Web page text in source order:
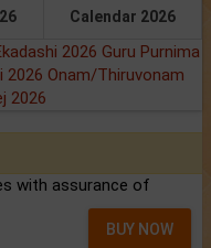
Calendar 2026
2026 Guru Purnima
2026 Onam/Thiruvonam
2026
with assurance of
BUY NOW